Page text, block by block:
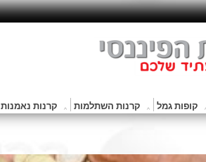
קופות גמל קרנות השתלמות קרנות נאמנות